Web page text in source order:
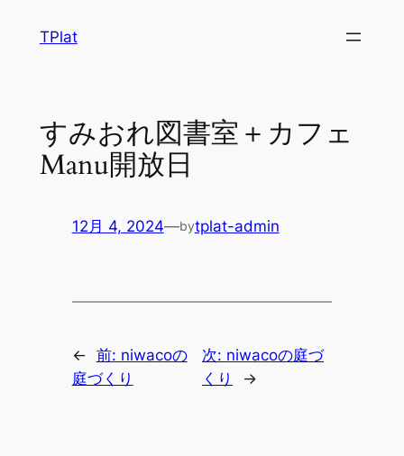
TPlat
すみおれ図書室＋カフェ
Manu開放日
12月 4, 2024—bytplat-admin
← 前: niwacoの
庭づくり
次: niwacoの庭づ
くり
→